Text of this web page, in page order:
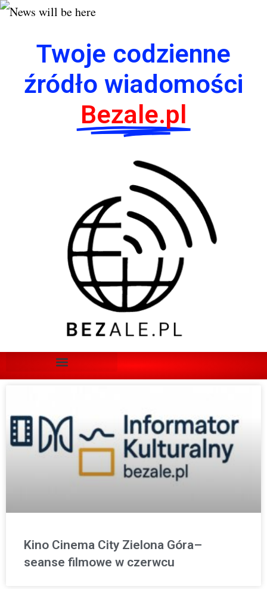
Twoje codzienne
źródło wiadomości
Bezale.pl
Kino Cinema City Zielona Góra–
seanse filmowe w czerwcu